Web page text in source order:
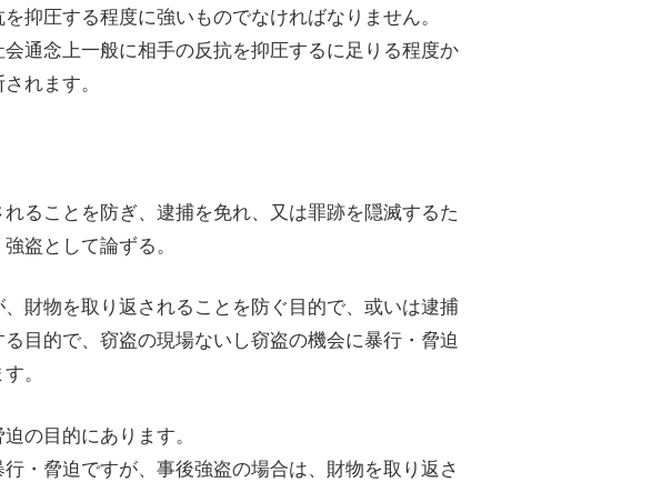
抑圧する程度に強いものでなければなりません。
通念上一般に相手の反抗を抑圧するに足りる程度か
れます。
ることを防ぎ、逮捕を免れ、又は罪跡を隠滅するた
盗として論ずる。
財物を取り返されることを防ぐ目的で、或いは逮捕
目的で、窃盗の現場ないし窃盗の機会に暴行・脅迫
。
の目的にあります。
・脅迫ですが、事後強盗の場合は、財物を取り返さ